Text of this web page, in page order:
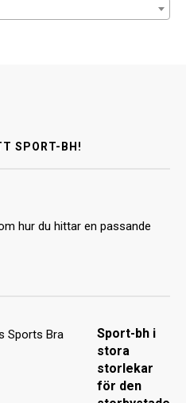
SPORT-BH!
hur du hittar en passande
Sport-bh i
stora
storlekar
för den